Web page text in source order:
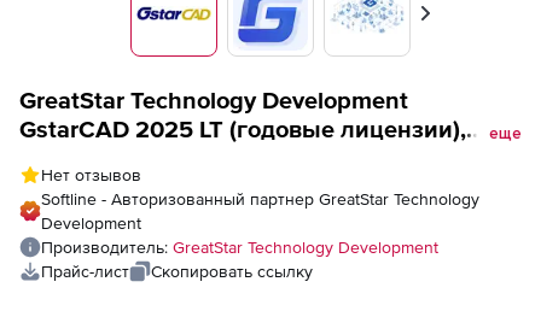
Вперед
GreatStar Technology Development
GstarCAD 2025 LT (годовые лицензии),
еще
Нет отзывов
Softline - Авторизованный партнер GreatStar Technology
Development
Производитель: GreatStar Technology Development
Прайс-лист
Скопировать ссылку